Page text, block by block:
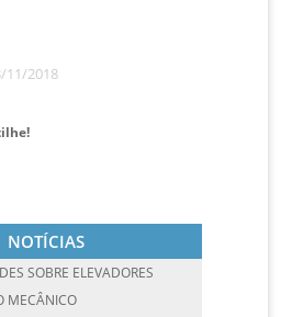
11/2018
NOTÍCIAS
SOBRE ELEVADORES
MECÂNICO